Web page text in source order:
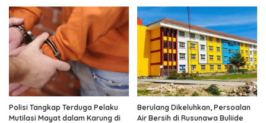
Polisi Tangkap Terduga Pelaku
Mutilasi Mayat dalam Karung di
Berulang Dikeluhkan, Persoalan
Air Bersih di Rusunawa Buliide